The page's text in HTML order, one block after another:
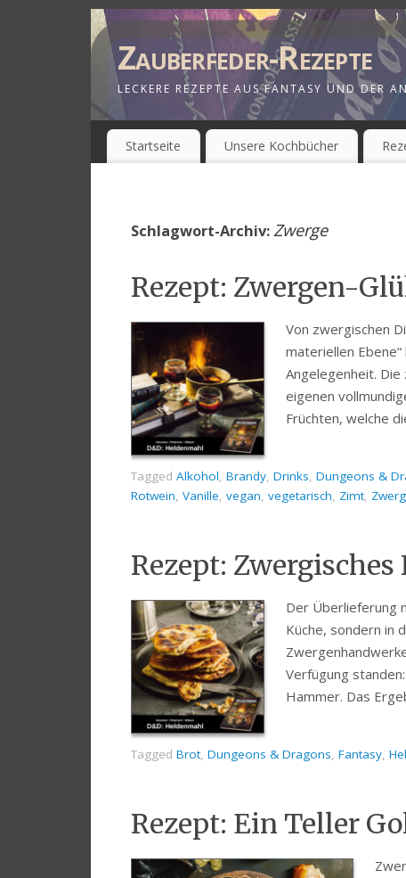
Zauberfeder-Rezepte
LECKERE REZEPTE AUS FANTASY UND DER
Startseite Unsere Kochbücher
Schlagwort-Archiv:Zwerge
Rezept: Zwergen-
Von zwergischen
materiellen
Angelegenheit.
eigenen
Früchten, welche
Tagged Alkohol, Brandy, Drinks, Dungeons &
Rotwein, Vanille, vegan, vegetarisch, Zimt,
Rezept:
Der Überlieferung
Küche, sondern in
Verfügung
Hammer. Das
Tagged Brot, Dungeons & Dragons, Fantasy,
Rezept: Ein Teller